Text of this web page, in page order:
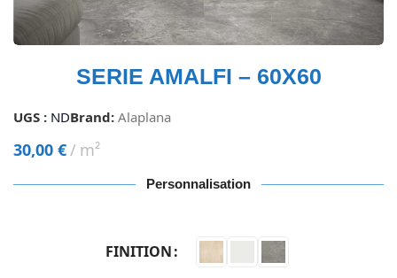
SERIE AMALFI – 60X60
UGS : NDBrand: Alaplana
30,00 € m²
Personnalisation
FINITION